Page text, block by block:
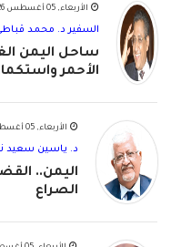
الأربعاء, 05 أغسطس 2026
السفير د. محمد
ساحل اليمن
الأحمر
الأربعاء, 05 أغسطس 2026
د. ياسين سعيد
اليمن..
الصراع